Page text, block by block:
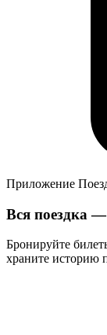
Приложение
Вся поездка
Бронируйте
храните историю